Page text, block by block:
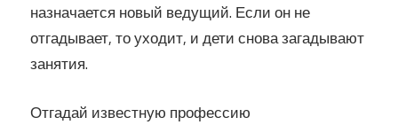
назначается новый ведущий. Если он не
отгадывает, то уходит, и дети снова загадывают
занятия.
Отгадай известную профессию